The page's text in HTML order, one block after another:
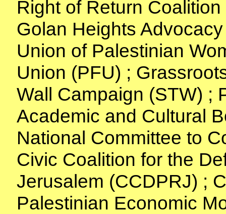
Right of Return
Golan Heights
Union of Palestinian
Union (PFU) ;
Wall Campaign (STW) ;
Academic and Cultural
National Committee to
Civic Coalition for the
Jerusalem (CCDPRJ) ;
Palestinian Economic